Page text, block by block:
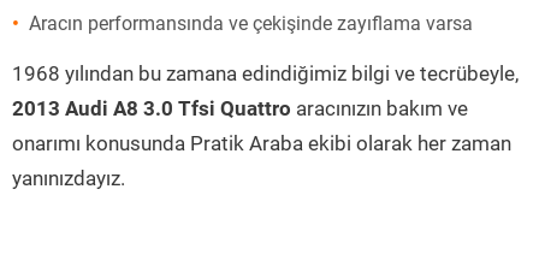
Aracın performansında ve çekişinde zayıflama varsa
1968 yılından bu zamana edindiğimiz bilgi ve tecrübeyle,
2013 Audi A8 3.0 Tfsi Quattro aracınızın bakım ve
onarımı konusunda Pratik Araba ekibi olarak her zaman
yanınızdayız.